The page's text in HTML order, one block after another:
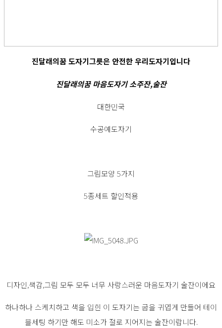
진달래의꿈 도자기그릇은 안전한 우리도자기입니다
진달래의꿈 마음도자기 소주잔,술잔
대한민국
수공예도자기
그림모양 5가지
5종세트 할인적용
디자인,색감,그림 모두 모두 너무 사랑스러운 마음도자기 술잔이에요
하나하나 스케치하고 색을 입힌 이 도자기는 굽을 귀엽게 만들어 테이
블세팅 하기만 해도 미소가 절로 지어지는 술잔이랍니다.